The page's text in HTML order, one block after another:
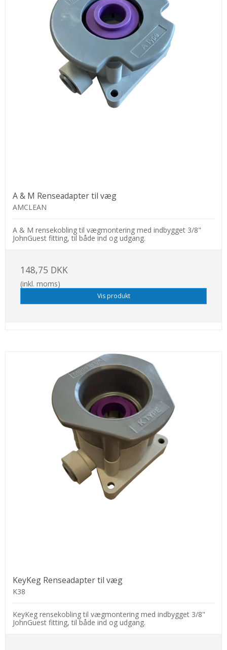
A & M Renseadapter til væg
AMCLEAN
A & M rensekobling til vægmontering med indbygget 3/8"
JohnGuest fitting, til både ind og udgang.
148,75 DKK
(inkl. moms)
Vis produkt
KeyKeg Renseadapter til væg
K38
KeyKeg rensekobling til vægmontering med indbygget 3/8"
JohnGuest fitting, til både ind og udgang.